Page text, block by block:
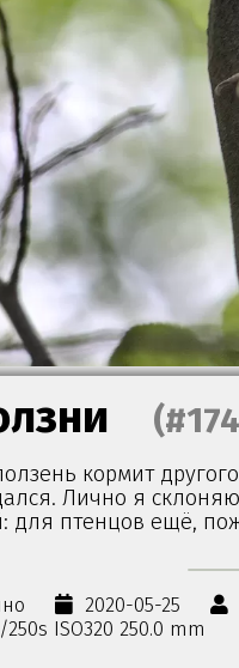
кормит
Лично я
для птенцов ещё,
2020-05-25
ISO320 250.0 mm